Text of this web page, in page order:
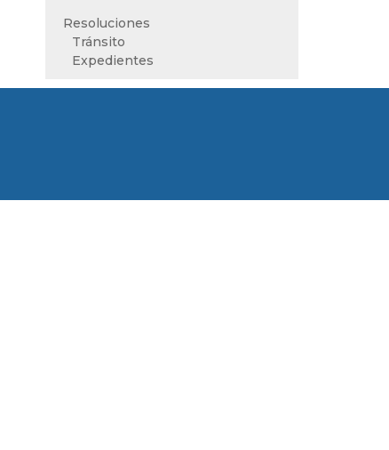
Resoluciones
Tránsito
Expedientes